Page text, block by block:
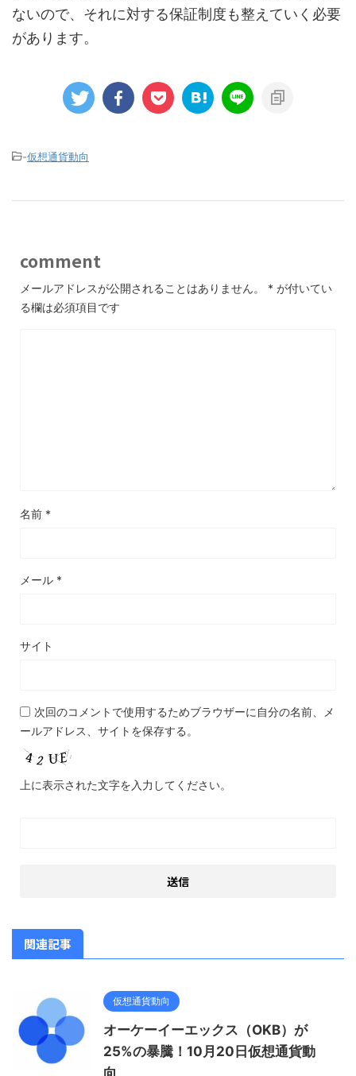
ないので、それに対する保証制度も整えていく必要
があります。
-仮想通貨動向
comment
メールアドレスが公開されることはありません。 * が付いてい
る欄は必須項目です
名前 *
メール *
サイト
次回のコメントで使用するためブラウザーに自分の名前、メ
ールアドレス、サイトを保存する。
上に表示された文字を入力してください。
関連記事
仮想通貨動向
オーケーイーエックス（OKB）が
25%の暴騰！10月20日仮想通貨動